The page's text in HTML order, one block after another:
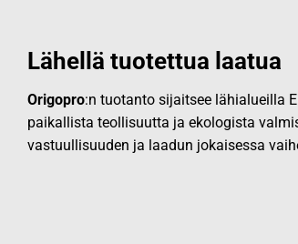
Lähellä tuotettua laatua
Origopro:n tuotanto sijaitsee lähialueilla
paikallista teollisuutta ja ekologista
vastuullisuuden ja laadun jokaisessa